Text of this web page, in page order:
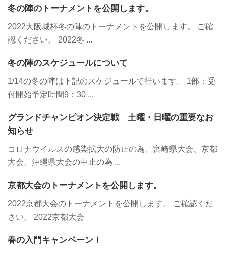
冬の陣のトーナメントを公開します。
2022大阪城杯冬の陣のトーナメントを公開します。 ご確
認ください。 2022冬 ...
冬の陣のスケジュールについて
1/14の冬の陣は下記のスケジュールで行います。 1部：受
付開始予定時間9：30 ...
グランドチャンピオン決定戦 土曜・日曜の重要なお
知らせ
コロナウイルスの感染拡大の防止の為、宮崎県大会、京都
大会、沖縄県大会の中止の為 ...
京都大会のトーナメントを公開します。
2022京都大会のトーナメントを公開します。 ご確認くだ
さい。 2022京都大会
春の入門キャンペーン！